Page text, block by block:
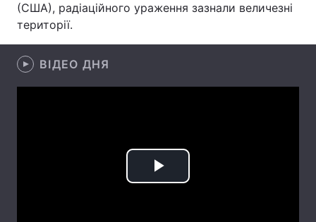
Здоров'я Туризм
Екологія
(США), радіаційного ураження зазнали величезні
території.
ВІДЕО ДНЯ
Play